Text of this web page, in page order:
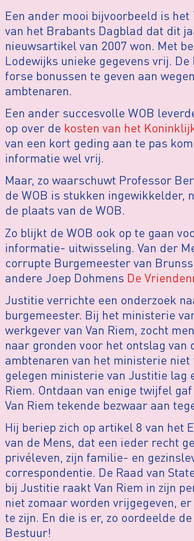
Een ander mooi bijvoorbeeld is het ‘
van het Brabants Dagblad dat dit
nieuwsartikel van 2007 won. Met
Lodewijks unieke gegevens vrij.
forse bonussen te geven aan
ambtenaren.
Een ander succesvolle WOB
op over de kosten van het
van een kort geding aan te pas
informatie wel vrij.
Maar, zo waarschuwt Professor
de WOB is stukken ingewikkelder,
de plaats van de WOB.
Zo blijkt de WOB ook op te gaan
informatie- uitwisseling. Van der
corrupte Burgemeester van
andere Joep Dohmens De
Justitie verrichte een onderzoek
burgemeester. Bij het ministerie
werkgever van Van Riem, zocht
naar gronden voor het ontslag van
ambtenaren van het ministerie
gelegen ministerie van Justitie lag
Riem. Ontdaan van enige twijfel
Van Riem tekende bezwaar aan
Hij beriep zich op artikel 8 van het
van de Mens, dat een ieder recht
privéleven, zijn familie- en
correspondentie. De Raad van
bij Justitie raakt Van Riem in zijn
niet zomaar worden vrijgegeven,
te zijn. En die is er, zo oordeelde
Bestuur!